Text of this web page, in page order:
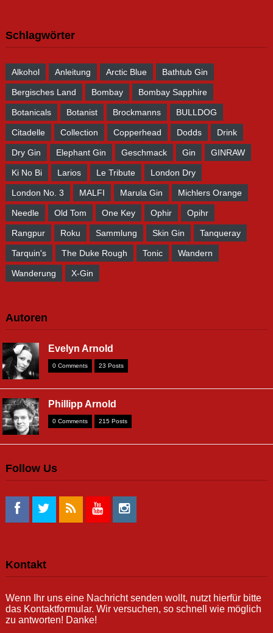
Schlagwörter
Alkohol Anleitung Arctic Blue Bathtub Gin
Bergisches Land Bombay Bombay Sapphire
Botanicals Botanist Brockmanns BULLDOG
Citadelle Collection Copperhead Dodds Drink
Dry Gin Elephant Gin Geschmack Gin GINRAW
Ki No Bi Larios Le Tribute London Dry
London No. 3 MALFI Marula Gin Michlers Orange
Needle Old Tom One Key Ophir Opihr
Rangpur Roku Sammlung Skin Gin Tanqueray
Tarquin's The Duke Rough Tonic Wandern
Wanderung X-Gin
Autoren
Evelyn Arnold
0 Comments 23 Posts
Phillipp Arnold
0 Comments 215 Posts
Follow Us
Kontakt
Wenn Ihr uns eine Nachricht senden wollt, nutzt hierfür bitte
das Kontaktformular. Wir versuchen, so schnell wie möglich
zu antworten! Danke!